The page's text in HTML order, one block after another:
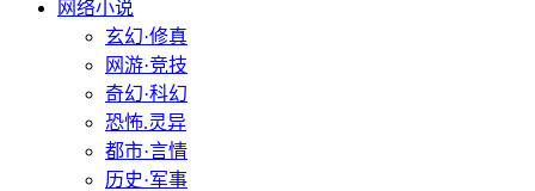
网络小说
玄幻·修真
网游·竞技
奇幻·科幻
恐怖.灵异
都市·言情
历史·军事